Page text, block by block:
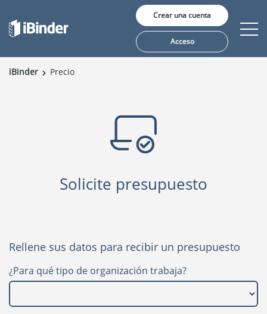
Idioma:
English
Svenska
Crear una cuenta
Acceso
iBinder Precio
Solicite presupuesto
Rellene sus datos para recibir un presupuesto
¿Para qué tipo de organización trabaja?